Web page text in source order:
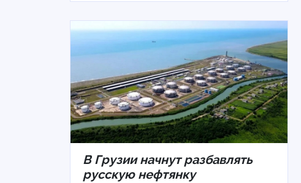
В Грузии начнут разбавлять
русскую нефтянку